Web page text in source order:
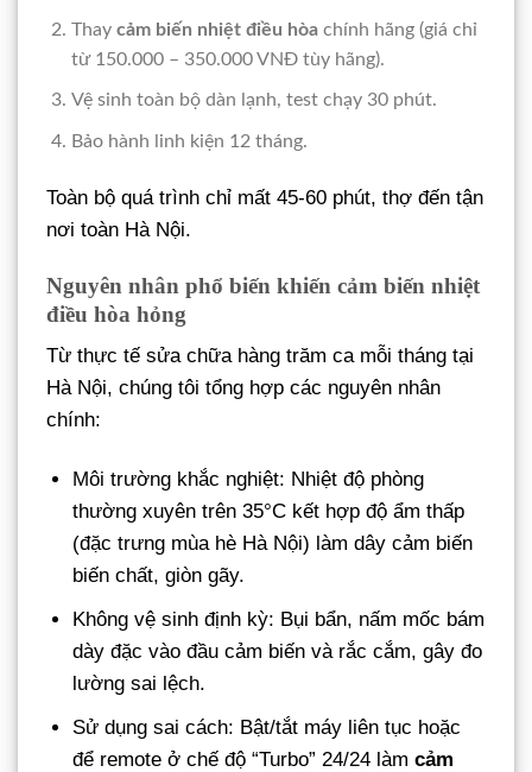
Thay cảm biến nhiệt điều hòachính hãng (giá chỉ
từ 150.000 – 350.000 VNĐ tùy hãng).
Vệ sinh toàn bộ dàn lạnh, test chạy 30 phút.
Bảo hành linh kiện 12 tháng.
Toàn bộ quá trình chỉ mất 45-60 phút, thợ đến tận
nơi toàn Hà Nội.
Nguyên nhân phổ biến khiến cảm biến nhiệt
điều hòa hỏng
Từ thực tế sửa chữa hàng trăm ca mỗi tháng tại
Hà Nội, chúng tôi tổng hợp các nguyên nhân
chính:
Môi trường khắc nghiệt: Nhiệt độ phòng
thường xuyên trên 35°C kết hợp độ ẩm thấp
(đặc trưng mùa hè Hà Nội) làm dây cảm biến
biến chất, giòn gãy.
Không vệ sinh định kỳ: Bụi bẩn, nấm mốc bám
dày đặc vào đầu cảm biến và rắc cắm, gây đo
lường sai lệch.
Sử dụng sai cách: Bật/tắt máy liên tục hoặc
để remote ở chế độ “Turbo” 24/24 làmcảm